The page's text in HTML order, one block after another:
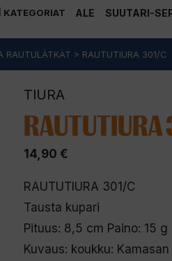
KATEGORIAT ALE SUUTARI-
RAUTULÄTKÄT > RAUTUTIURA 301/C
TIURA
RAUTUTIURA
14,90 €
RAUTUTIURA 301/C
Tausta kupari
Pituus: 8,5 cm Paino: 15 g
Kuvaus: koukku: